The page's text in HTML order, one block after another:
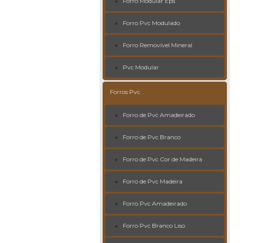
Forro Pvc Modulado
Forro Removível Mineral
Pvc Modular
Forros Pvc
Forro de Pvc Amadeirado
Forro de Pvc Branco
Forro de Pvc Cor de Madeira
Forro de Pvc Madeira
Forro Pvc Amadeirado
Forro Pvc Branco Liso